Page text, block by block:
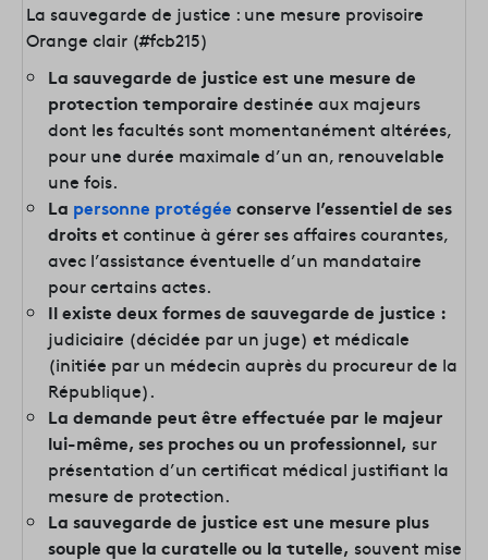
La sauvegarde de justice : une mesure provisoire
Orange clair (#fcb215)
La sauvegarde de justice est une mesure de
protection temporaire destinée aux majeurs
dont les facultés sont momentanément altérées,
pour une durée maximale d’un an, renouvelable
une fois.
La personne protégée conserve l’essentiel de ses
droitset continue à gérer ses affaires courantes,
avec l’assistance éventuelle d’un mandataire
pour certains actes.
Il existe deux formes de sauvegarde de justice :
judiciaire (décidée par un juge) et médicale
(initiée par un médecin auprès du procureur de la
République).
La demande peut être effectuée par le majeur
lui-même, ses proches ou un professionnel, sur
présentation d’un certificat médical justifiant la
mesure de protection.
La sauvegarde de justice est une mesure plus
souple que la curatelle ou la tutelle, souvent mise